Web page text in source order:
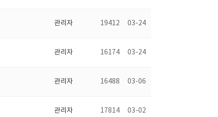
관리자 19412 03-24
관리자 16174 03-24
관리자 16488 03-06
관리자 17814 03-02